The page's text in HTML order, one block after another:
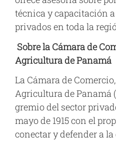
técnica y capacitación
privados en toda la
Sobre la Cámara de
Agricultura de Panamá
La Cámara de
Agricultura de Panamá
gremio del sector
mayo de 1915 con el
conectar y defender a la